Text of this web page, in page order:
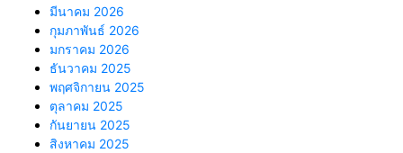
มีนาคม 2026
กุมภาพันธ์ 2026
มกราคม 2026
ธันวาคม 2025
พฤศจิกายน 2025
ตุลาคม 2025
กันยายน 2025
สิงหาคม 2025